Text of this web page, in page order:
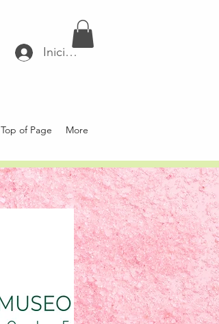
Iniciar sesión
Top of Page More